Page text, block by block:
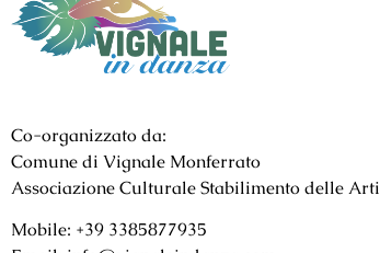
Co-organizzato da:
Comune di Vignale Monferrato
Associazione Culturale Stabilimento delle Arti
Mobile: +39 3385877935